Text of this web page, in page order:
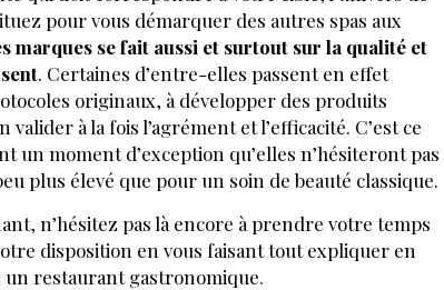
pour vous démarquer des autres spas aux
marques se fait aussi et surtout sur la qualité et
. Certaines d’entre-elles passent en effet
originaux, à développer des produits
à la fois l’agrément et l’efficacité. C’est ce
un moment d’exception qu’elles n’hésiteront pas
plus élevé que pour un soin de beauté classique.
n’hésitez pas là encore à prendre votre temps
disposition en vous faisant tout expliquer en
un restaurant gastronomique.